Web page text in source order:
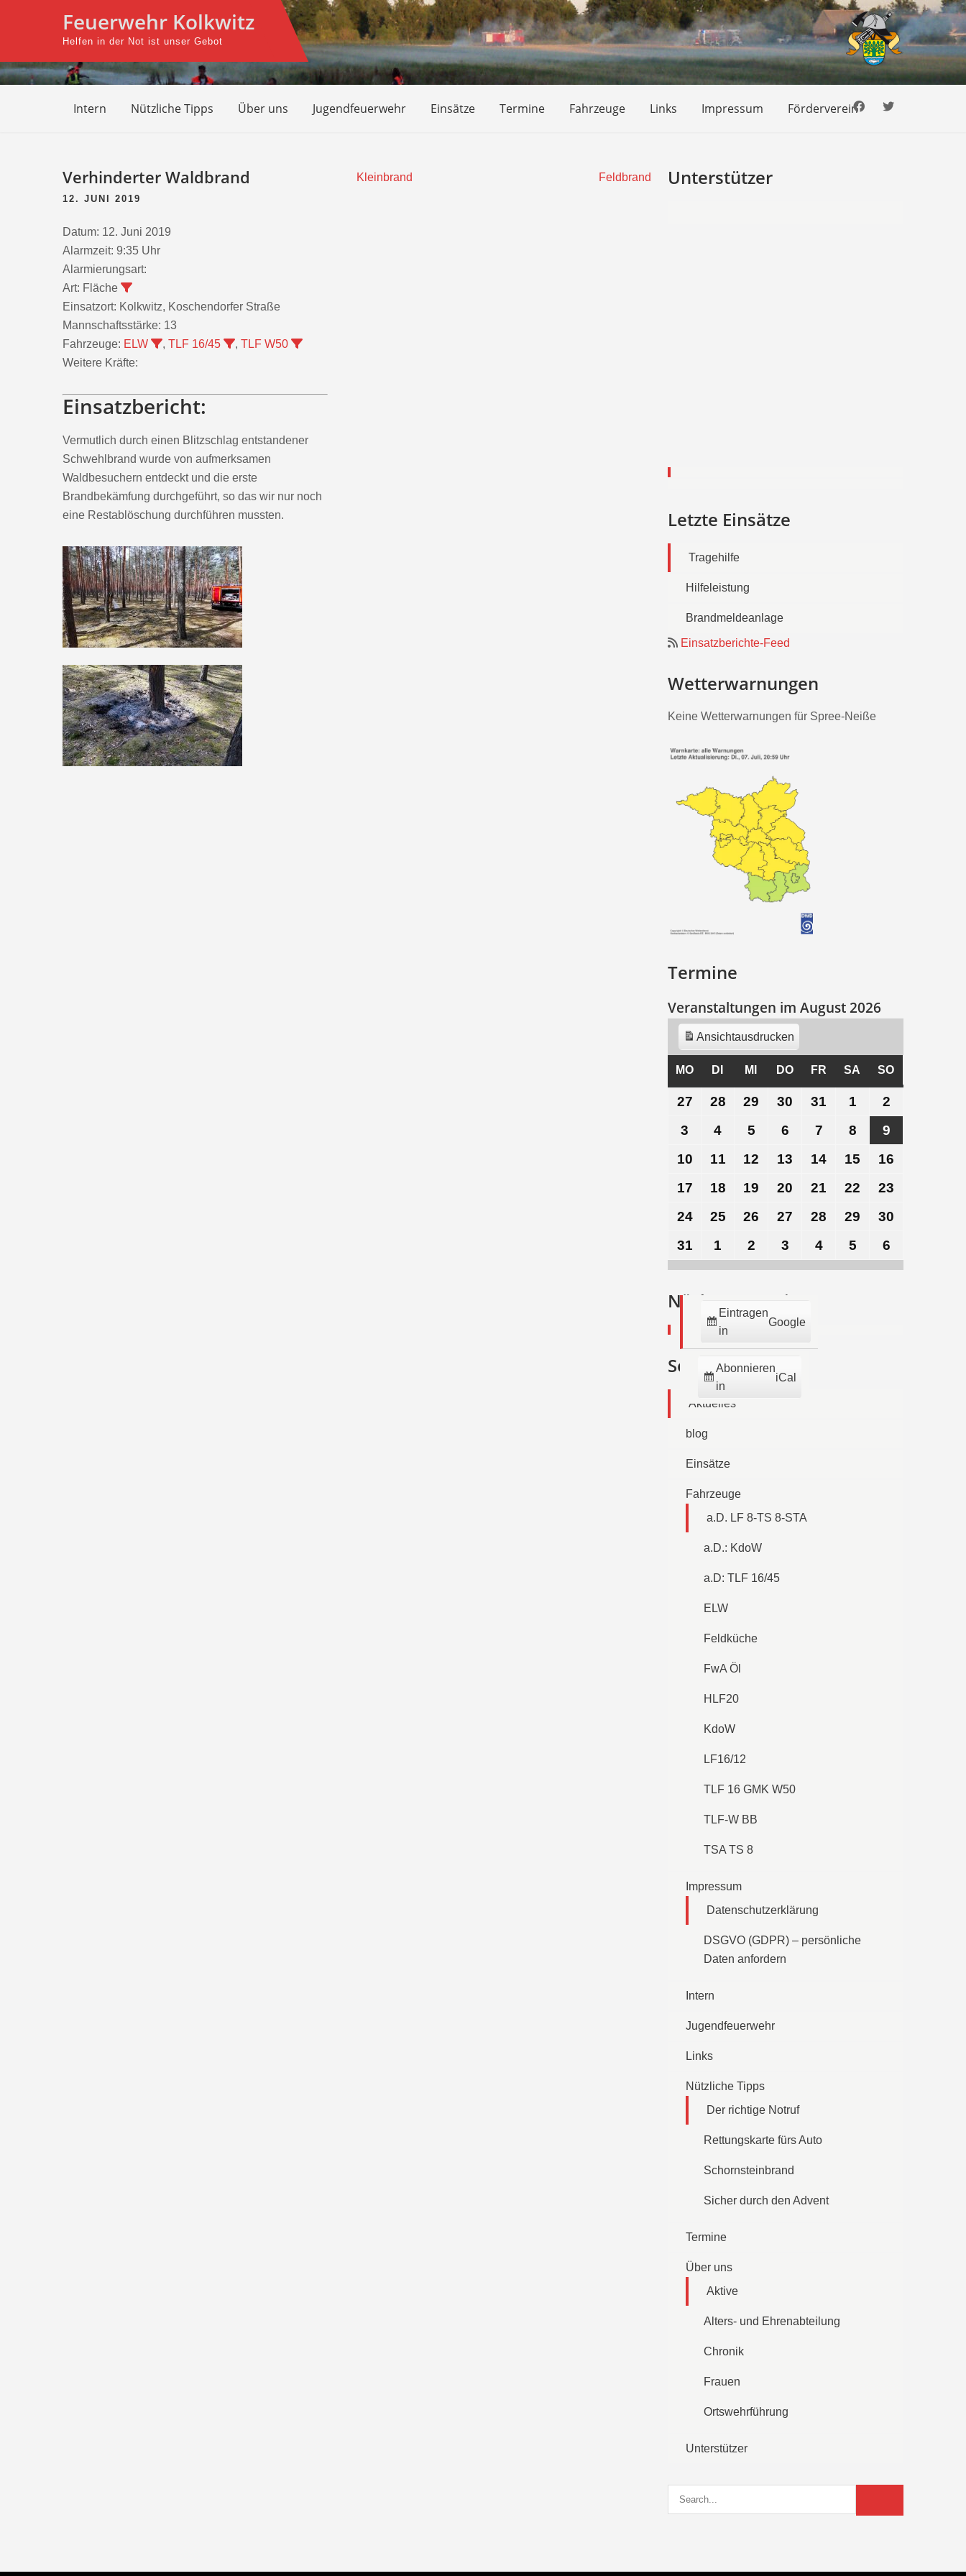
Feuerwehr Kolkwitz
Helfen in der Not ist unser Gebot
Intern Nützliche Tipps Über uns Jugendfeuerwehr Einsätze Termine Fahrzeuge Links Impressum Förderverein
Verhinderter Waldbrand
12. JUNI 2019
Datum: 12. Juni 2019
Alarmzeit: 9:35 Uhr
Alarmierungsart:
Art: Fläche
Einsatzort: Kolkwitz, Koschendorfer Straße
Mannschaftsstärke: 13
Fahrzeuge: ELW , TLF 16/45 , TLF W50
Weitere Kräfte:
Einsatzbericht:
Vermutlich durch einen Blitzschlag entstandener
Schwehlbrand wurde von aufmerksamen
Waldbesuchern entdeckt und die erste
Brandbekämfung durchgeführt, so das wir nur noch
eine Restablöschung durchführen mussten.
Beitragsnavigation Kleinbrand Feldbrand Unterstützer
Letzte Einsätze
Tragehilfe
Hilfeleistung
Brandmeldeanlage
Einsatzberichte-Feed
Wetterwarnungen
Keine Wetterwarnungen für Spree-Neiße
Termine
Veranstaltungen im August 2026
Ansichtausdrucken
MOMONTAG
DI DIENSTAG
MI MITTWOCH
DODONNERSTAG
FR FREITAG
SA SAMSTAG
SO
27 27.28 28.
Juli
29 29.
Juli
30 30.
Juli
31
Juli
1
August
2026
2
2026
3
August
4
August
5
August
6
August
7
August
8
August
9
August
10 10.
August
11 11.
August
12 12.
August
13 13.
August
14 14.
August
15 15.
August
16
17 17.
August
18 18.
August
19 19.
August
20 20.
August
21 21.
August
22 22.
August
23
2424.
August
2026
25 25.
August
2026
26 26.
August
2026
27 27.
August
2026
28 28.
August
2026
29 29.
August
2026
30
2026
31
August
1
September
2
September
3
September
44.
September
5
September
6
September
Eintragen
in
Google
Abonnieren
in
iCal
Nächste Termine:
Seiten
Aktuelles
blog
Einsätze
Fahrzeuge
a.D. LF 8-TS 8-STA
a.D.: KdoW
a.D: TLF 16/45
ELW
Feldküche
FwA Öl
HLF20
KdoW
LF16/12
TLF 16 GMK W50
TLF-W BB
TSA TS 8
Impressum
Datenschutzerklärung
DSGVO (GDPR) – persönliche
Daten anfordern
Intern
Jugendfeuerwehr
Links
Nützliche Tipps
Der richtige Notruf
Rettungskarte fürs Auto
Schornsteinbrand
Sicher durch den Advent
Termine
Über uns
Aktive
Alters- und Ehrenabteilung
Chronik
Frauen
Ortswehrführung
Unterstützer